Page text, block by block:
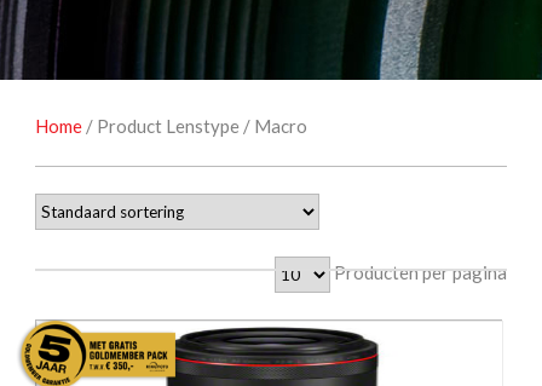
STUDIOFOTOGRAFIE
Home / Product Lenstype / Macro
Producten per pagina